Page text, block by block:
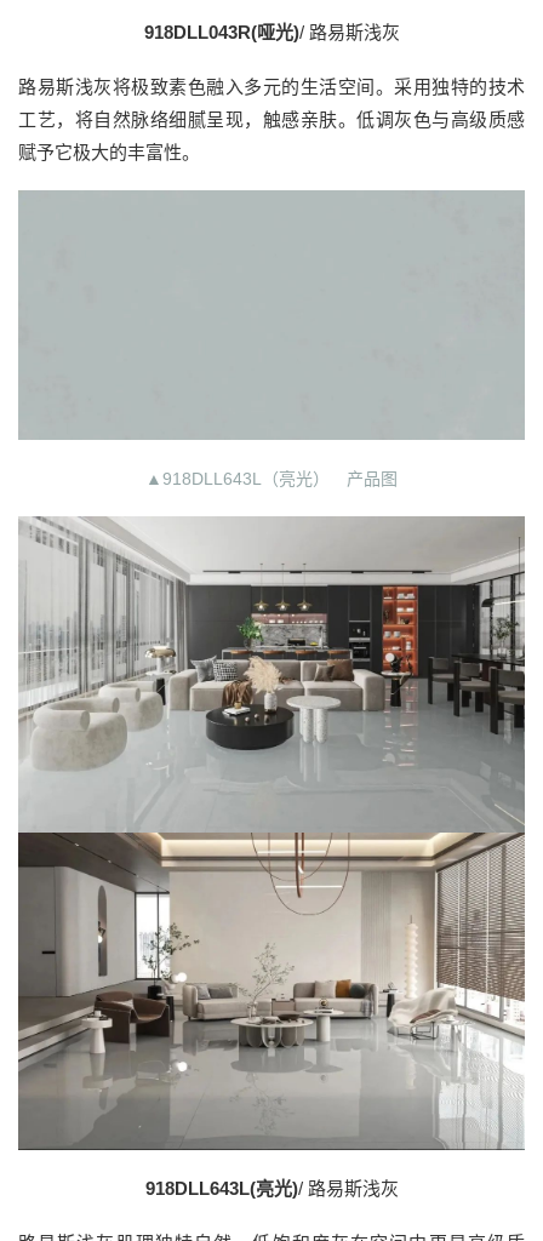
918DLL043R(哑光)/ 路易斯浅灰
路易斯浅灰将极致素色融入多元的生活空间。采用独特的技术
工艺，将自然脉络细腻呈现，触感亲肤。低调灰色与高级质感
赋予它极大的丰富性。
▲918DLL643L（亮光） 产品图
918DLL643L(亮光)/ 路易斯浅灰